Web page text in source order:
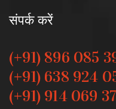
संपर्क करें
(+91) 896 085
(+91) 638 924
(+91) 914 069